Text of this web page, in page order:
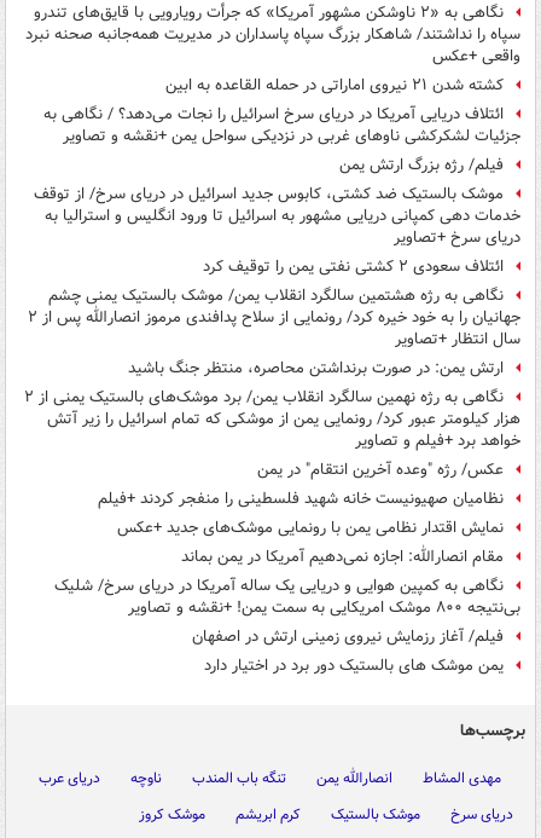
نگاهی به «۲ ناوشکن مشهور آمریکا» که جرأت رویارویی با قایق‌های تندرو
سپاه را نداشتند/ شاهکار بزرگ سپاه پاسداران در مدیریت همه‌جانبه صحنه نبرد
واقعی +عکس
کشته شدن ۲۱ نیروی اماراتی در حمله القاعده به ابین
ائتلاف دریایی آمریکا در دریای سرخ اسرائیل را نجات می‌دهد؟ / نگاهی به
جزئیات لشکرکشی ناوهای غربی در نزدیکی سواحل یمن +نقشه و تصاویر
فیلم/ رژه بزرگ ارتش یمن
موشک بالستیک ضد کشتی، کابوس جدید اسرائیل در دریای سرخ/ از توقف
خدمات دهی کمپانی دریایی مشهور به اسرائیل تا ورود انگلیس و استرالیا به
دریای سرخ +تصاویر
ائتلاف سعودی ۲ کشتی نفتی یمن را توقیف کرد
نگاهی به رژه هشتمین سالگرد انقلاب یمن/ موشک بالستیک یمنی چشم
جهانیان را به خود خیره کرد/ رونمایی از سلاح پدافندی مرموز انصارالله پس از ۲
سال انتظار +تصاویر
ارتش یمن: در صورت برنداشتن محاصره، منتظر جنگ باشید
نگاهی به رژه نهمین سالگرد انقلاب یمن/ برد موشک‌های بالستیک یمنی از ۲
هزار کیلومتر عبور کرد/ رونمایی یمن از موشکی که تمام اسرائیل را زیر آتش
خواهد برد +فیلم و تصاویر
عکس/ رژه "وعده آخرین انتقام" در یمن
نظامیان صهیونیست خانه شهید فلسطینی را منفجر کردند +فیلم
نمایش اقتدار نظامی یمن با رونمایی موشک‌های جدید +عکس
مقام انصارالله: اجازه نمی‌دهیم آمریکا در یمن بماند
نگاهی به کمپین هوایی و دریایی یک ساله آمریکا در دریای سرخ/ شلیک
بی‌نتیجه ۸۰۰ موشک امریکایی به سمت یمن! +نقشه و تصاویر
فیلم/ آغاز رزمایش نیروی زمینی ارتش در اصفهان
یمن موشک های بالستیک دور برد در اختیار دارد
برچسب‌ها
مهدی المشاط انصارالله یمن تنگه باب المندب ناوچه
دریای عرب
دریای سرخ
موشک بالستیک کرم ابریشم
موشک کروز